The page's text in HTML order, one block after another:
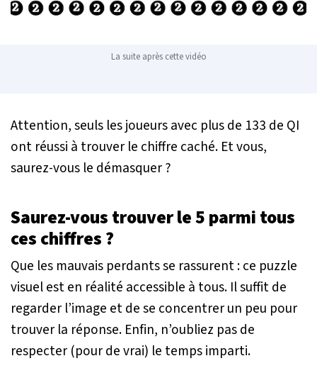
La suite après cette vidéo
Attention, seuls les joueurs avec plus de 133 de QI
ont réussi à trouver le chiffre caché. Et vous,
saurez-vous le démasquer ?
Saurez-vous trouver le 5 parmi tous
ces chiffres ?
Que les mauvais perdants se rassurent : ce puzzle
visuel est en réalité accessible à tous. Il suffit de
regarder l’image et de se concentrer un peu pour
trouver la réponse. Enfin, n’oubliez pas de
respecter (pour de vrai) le temps imparti.